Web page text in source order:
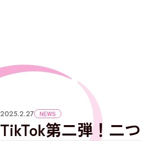
2025.2.27 NEWS
TikTok第二弾！二